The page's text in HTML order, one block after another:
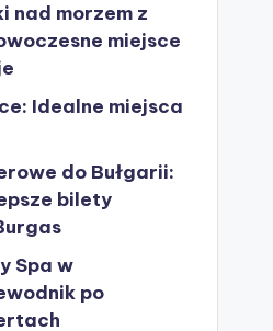
nad morzem z
miejsce
Idealne miejsca
do Bułgarii:
bilety
Spa w
po